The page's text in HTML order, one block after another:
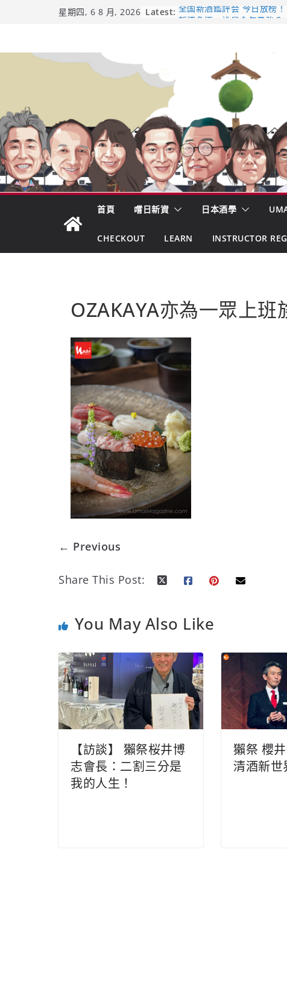
星期四, 6 8 月, 2026 Latest: 全国新酒鑑評会 今日放榜
市場！梅乃宿上市背後的密碼
龜之井酒造：口說上手 –
吟釀的堅持與傳承 ～ くど
日本酒類地理標示 (GI) 認定
首頁 嚐日新資 日本酒學
CHECKOUT LEARN INSTRUCTOR
OZAKAYA亦為一眾上
← Previous
Share This Post:
You May Also Like
【訪談】 獺祭桜井博
志會長：二割三分是
我的人生！
獺祭 櫻
清酒新世